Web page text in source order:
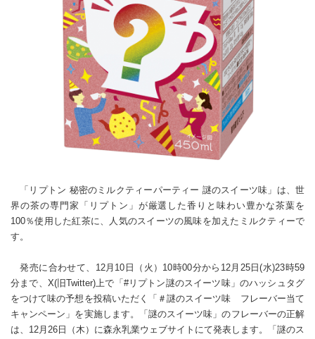
「リプトン 秘密のミルクティーパーティー 謎のスイーツ味」は、世
界の茶の専門家「リプトン」が厳選した香りと味わい豊かな茶葉を
100％使用した紅茶に、人気のスイーツの風味を加えたミルクティーで
す。
発売に合わせて、12月10日（火）10時00分から12月25日(水)23時59
分まで、X(旧Twitter)上で「#リプトン謎のスイーツ味」のハッシュタグ
をつけて味の予想を投稿いただく「＃謎のスイーツ味 フレーバー当て
キャンペーン」を実施します。「謎のスイーツ味」のフレーバーの正解
は、12月26日（木）に森永乳業ウェブサイトにて発表します。「謎のス